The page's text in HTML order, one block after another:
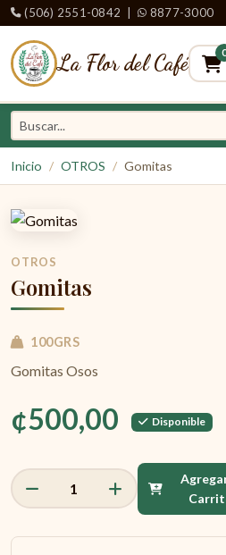
(506) 2551-0842 8877-3000
La Flor del Café 0
Inicio OTROS Gomitas
OTROS
Gomitas
100GRS
Gomitas Osos
¢500,00 Disponible
1